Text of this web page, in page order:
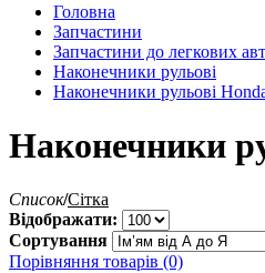
Головна
Запчастини
Запчастини до легкових
Наконечники рульові
Наконечники рульові
Наконечники
Список/Сітка
Відображати:
Сортування
Порівняння товарів (0)